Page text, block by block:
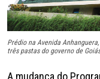
Prédio na Avenida
três pastas do governo de
A mudança do